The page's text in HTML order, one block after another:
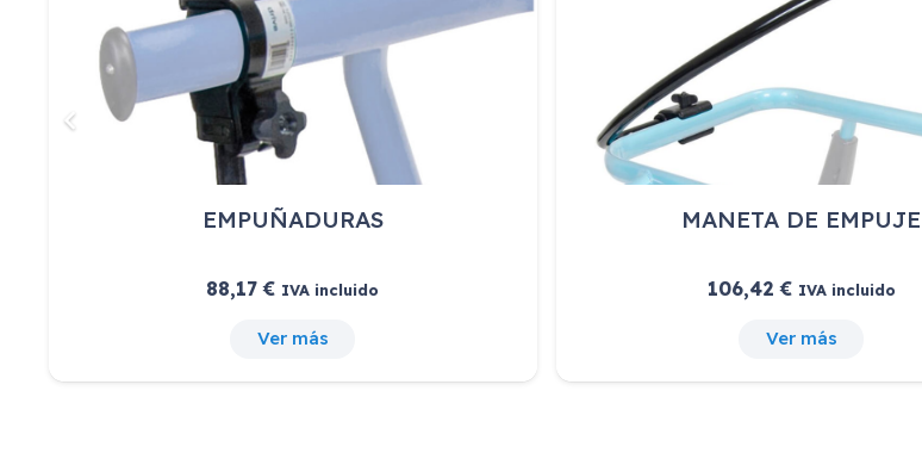
EMPUÑADURAS
88,17€ IVA incluido
Ver más
MANETA DE EMPUJE
106,42€ IVA incluido
Ver más